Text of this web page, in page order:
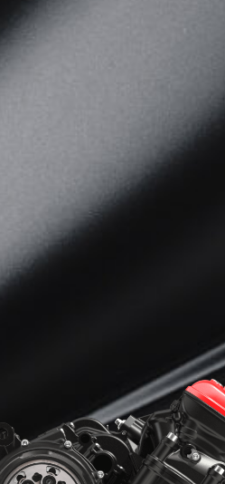
View now →
BEKLEIDUNG